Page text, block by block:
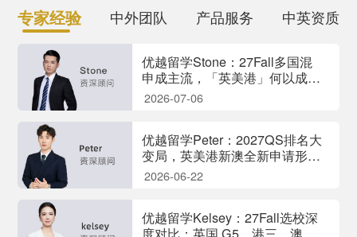
专家经验 中外团队 产品服务 中英资质
优越留学Stone：27Fall多国混
申成主流，「英美港」何以成
为“铁三角”组合？
2026-07-06
优越留学Peter：2027QS排名大
变局，英美港新澳全新申请形势
深度解析
2026-06-22
优越留学Kelsey：27Fall选校深
度对比：英国 G5、港三、澳洲